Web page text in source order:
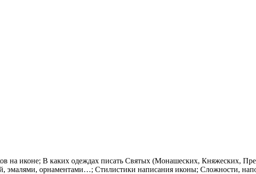
на иконе; В каких одеждах писать Святых (Монашеских, Княжеских,
эмалями, орнаментами…; Стилистики написания иконы; Сложности,